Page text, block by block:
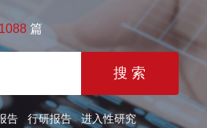
1088 篇
告 行研报告 进入性研究